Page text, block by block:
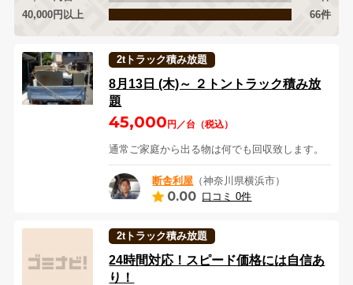
40,000円以上
66件
2tトラック積み放題
8月13日 (木)～ ２トントラック積み放
題
45,000円／台（税込）
通常ご家庭から出る物は何でも回収致します。
断舎利屋 （神奈川県横浜市）
0.00 口コミ 0件
2tトラック積み放題
24時間対応！スピード価格には自信あ
り！